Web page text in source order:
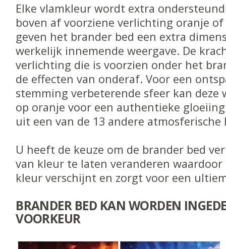
Elke vlamkleur wordt extra
boven af voorziene verlichting oranje of
geven het brander bed een extra
werkelijk innemende weergave. De
verlichting die is voorzien onder het
de effecten van onderaf. Voor een
stemming verbeterende sfeer kan deze
op oranje voor een authentieke
uit een van de 13 andere atmosferische
U heeft de keuze om de brander bed
van kleur te laten veranderen waardoor
kleur verschijnt en zorgt voor een
BRANDER BED KAN WORDEN
VOORKEUR